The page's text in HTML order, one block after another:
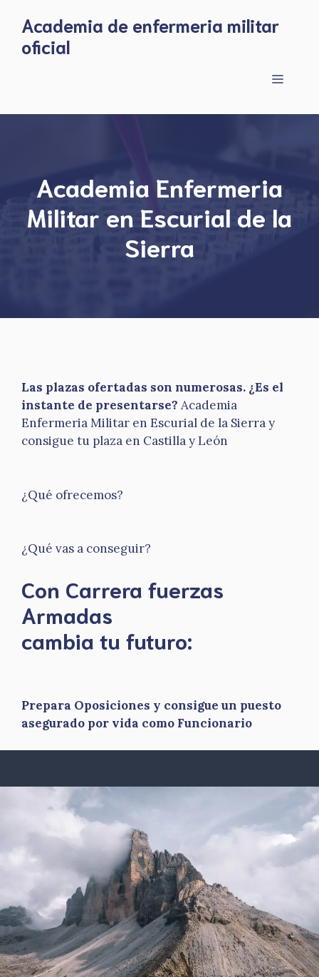
content
Academia de enfermeria militar
oficial
Menu
Academia Enfermeria
Militar en Escurial de la
Sierra
Las plazas ofertadas son numerosas. ¿Es el
instante de presentarse? Academia
Enfermeria Militar en Escurial de la Sierra y
consigue tu plaza en Castilla y León
¿Qué ofrecemos?
¿Qué vas a conseguir?
Con Carrera fuerzas
Armadas
​cambia tu futuro:
Prepara Oposiciones y consigue un puesto
asegurado por vida como Funcionario